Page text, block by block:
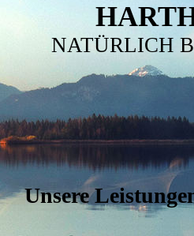
NATÜRLICH
Unsere